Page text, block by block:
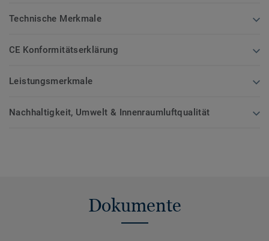
Technische Merkmale
CE Konformitätserklärung
Leistungsmerkmale
Nachhaltigkeit, Umwelt & Innenraumluftqualität
Dokumente